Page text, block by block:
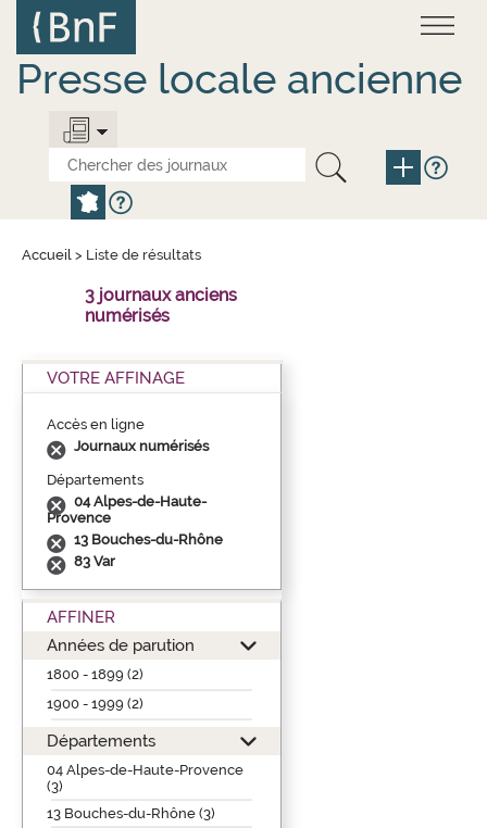
contenu
principal
Presse locale ancienne
Accueil > Liste de résultats
3 journaux anciens
numérisés
VOTRE AFFINAGE
Accès en ligne
Journaux numérisés
Départements
04 Alpes-de-Haute-
Provence
13 Bouches-du-Rhône
83 Var
AFFINER
Années de parution
1800 - 1899 (2)
1900 - 1999 (2)
Départements
04 Alpes-de-Haute-Provence
(3)
13 Bouches-du-Rhône (3)
Panneau de gestion des cookies